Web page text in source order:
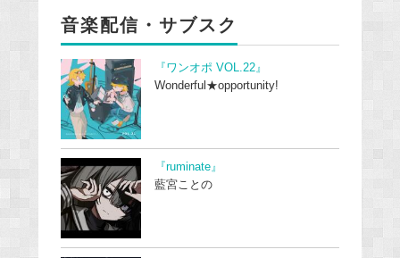
音楽配信・サブスク
『ワンオポ VOL.22』
Wonderful★opportunity!
『ruminate』
藍宮ことの